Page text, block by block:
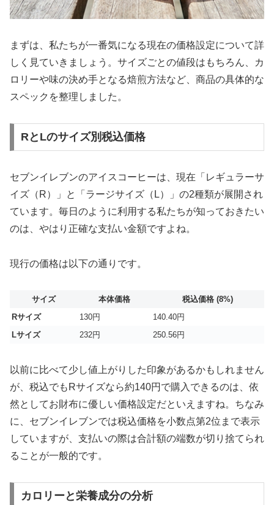
まずは、私たちが一番気になる現在の価格設定について詳
しく見ていきましょう。サイズごとの値段はもちろん、カ
ロリーや味の決め手となる焙煎方法など、商品の具体的な
スペックを整理しました。
RとLのサイズ別税込価格
セブンイレブンのアイスコーヒーは、現在「レギュラーサ
イズ（R）」と「ラージサイズ（L）」の2種類が展開され
ています。毎日のように利用する私たちが知っておきたい
のは、やはり正確な支払い金額ですよね。
現行の価格は以下の通りです。
サイズ 本体価格
税込価格 (8%)
Rサイズ
130円
140.40円
Lサイズ
232円 250.56円
以前に比べて少し値上がりした印象があるかもしれません
が、税込でもRサイズなら約140円で購入できるのは、依
然としてお財布に優しい価格設定だといえますね。ちなみ
に、セブンイレブンでは税込価格を小数点第2位まで表示
していますが、支払いの際は合計額の端数が切り捨てられ
ることが一般的です。
カロリーと栄養成分の分析